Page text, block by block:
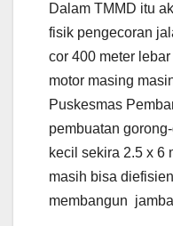
Dalam TMMD itu
fisik pengecoran
cor 400 meter
motor masing
Puskesmas
pembuatan
kecil sekira 2.5 x 6
masih bisa
membangun